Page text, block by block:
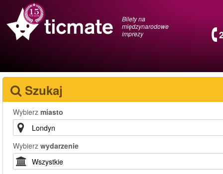
Bilety na
międzynarodowe
imprezy
Szukaj
Wybierz miasto
Wybierz wydarzenie